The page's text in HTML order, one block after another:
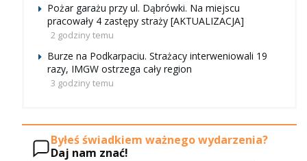
Pożar garażu przy ul. Dąbrówki. Na miejscu
pracowały 4 zastępy straży [AKTUALIZACJA]
2 godziny temu
Burze na Podkarpaciu. Strażacy interweniowali 19
razy, IMGW ostrzega cały region
3 godziny temu
Byłeś świadkiem ważnego wydarzenia?
Daj nam znać!